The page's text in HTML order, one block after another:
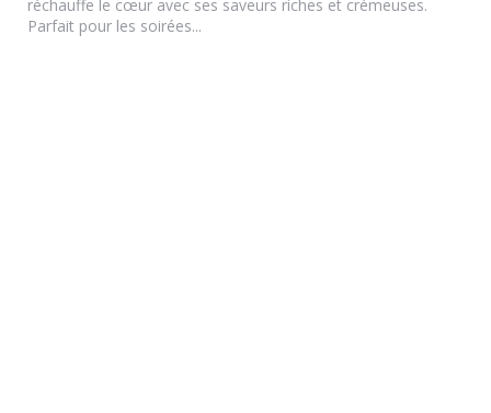
réchauffe le cœur avec ses saveurs riches et crémeuses.
Parfait pour les soirées...